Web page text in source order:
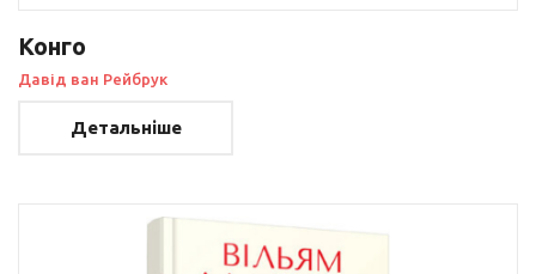
Конго
Давід ван Рейбрук
Детальніше